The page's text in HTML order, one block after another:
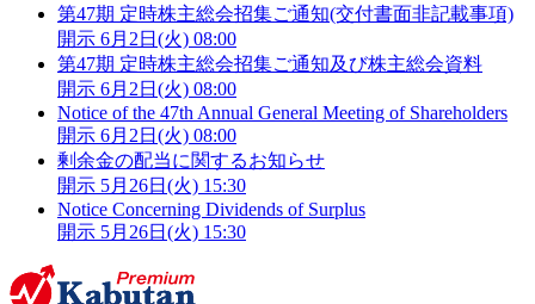
第47期 定時株主総会招集ご通知(交付書面非記載事項)
開示 6月2日(火) 08:00
第47期 定時株主総会招集ご通知及び株主総会資料
開示 6月2日(火) 08:00
Notice of the 47th Annual General Meeting of Shareholders
開示 6月2日(火) 08:00
剰余金の配当に関するお知らせ
開示 5月26日(火) 15:30
Notice Concerning Dividends of Surplus
開示 5月26日(火) 15:30